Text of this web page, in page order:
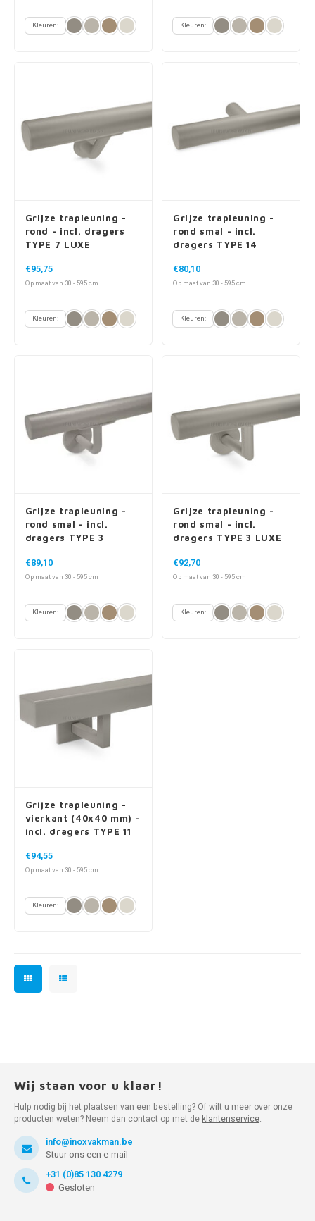
Kleuren: Kleuren:
Grijze trapleuning -
rond - incl. dragers
TYPE 7 LUXE
€95,75
Op maat van 30 - 595 cm
Kleuren:
Grijze trapleuning -
rond smal - incl.
dragers TYPE 14
€80,10
Op maat van 30 - 595 cm
Kleuren:
Grijze trapleuning -
rond smal - incl.
dragers TYPE 3
€89,10
Op maat van 30 - 595 cm
Kleuren:
Grijze trapleuning -
rond smal - incl.
dragers TYPE 3 LUXE
€92,70
Op maat van 30 - 595 cm
Kleuren:
Grijze trapleuning -
vierkant (40x40 mm) -
incl. dragers TYPE 11
€94,55
Op maat van 30 - 595 cm
Kleuren:
Wij staan voor u klaar!
Hulp nodig bij het plaatsen van een bestelling? Of wilt u meer over onze
producten weten? Neem dan contact op met de klantenservice.
info@inoxvakman.be
Stuur ons een e-mail
+31 (0)85 130 4279
Gesloten